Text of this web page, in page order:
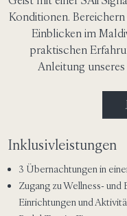
Konditionen.
Einblicken im
praktischen
Anleitung
Inklusivleistungen
3 Übernachtungen in
Zugang zu Wellness-
Einrichtungen und